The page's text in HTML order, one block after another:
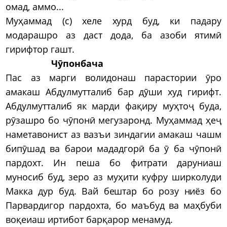
омад, аммо...
Муҳаммад (с) хеле хурд буд, ки падару
модарашро аз даст дода, ба азоби ятимӣ
гирифтор гашт.
Чӯпонбача
Пас аз марги волидонаш парастории ӯро
амакаш Абдулмутталиб бар дӯши худ гирифт.
Абдулмутталиб як марди фақиру муҳтоҷ буда,
рӯзашро бо чӯпонӣ мегузаронд. Муҳаммад ҳеҷ
наметавонист аз вазъи зиндагии амакаш чашм
бипӯшад ва барои мададгорӣ ба ӯ ба чӯпонӣ
пардохт. Ин пеша бо фитрати даруниаш
муносиб буд, зеро аз муҳити куфру ширколуди
Макка дур буд. Вай бештар бо розу ниёз бо
Парвардигор пардохта, бо маъбуд ва маҳбуби
воқеиаш иртибот барқарор менамуд.